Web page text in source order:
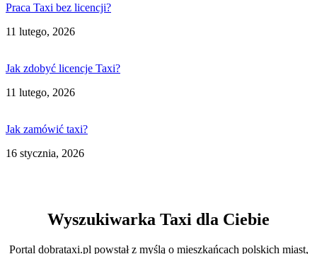
Praca Taxi bez licencji?
11 lutego, 2026
Jak zdobyć licencje Taxi?
11 lutego, 2026
Jak zamówić taxi?
16 stycznia, 2026
Wyszukiwarka Taxi dla Ciebie
Portal dobrataxi.pl powstał z myślą o mieszkańcach polskich miast,